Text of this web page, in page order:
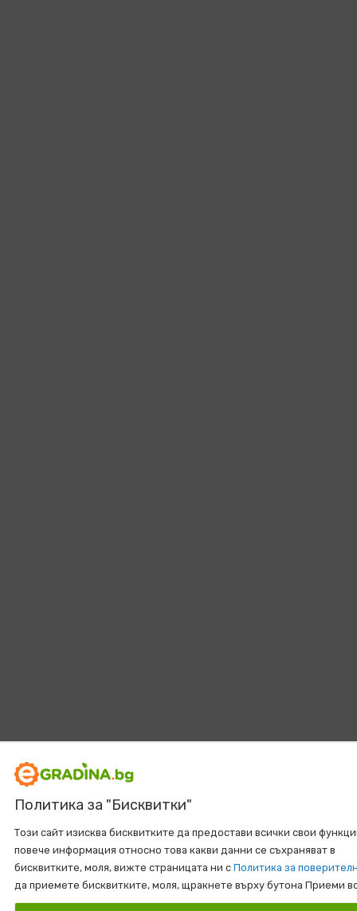
Политика за "Бисквитки"
Този сайт изисква бисквитките да предостави всички свои
повече информация относно това какви данни се съхраняват в
бисквитките, моля, вижте страницата ни с Политика за
да приемете бисквитките, моля, щракнете върху бутона Приеми